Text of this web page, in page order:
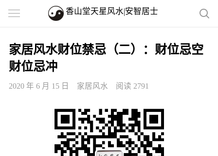
香山堂天星风水|安智居士
家居风水财位禁忌（二）：财位忌空
财位忌冲
2020 年 6 月 15 日 家居风水 阅读 2791